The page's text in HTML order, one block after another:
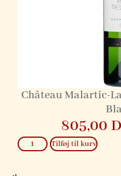
Château Malartic-
805,00
Tilføj til kurv